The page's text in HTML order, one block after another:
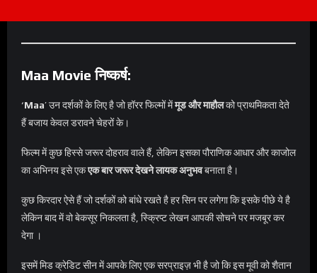
Maa Movie निष्कर्ष:
‘Maa’ उन दर्शकों के लिए है जो हॉरर फिल्मों मेंमूड और माहौलको प्राथमिकता देते
हैं बजाय केवल डरावने चेहरों के।
फिल्म में कुछ हिस्से जरूर दोहराव वाले हैं, लेकिन इसका पौराणिक आधार और काजोल
का अभिनय इसे एकएक बार जरूर देखने लायक अनुभवबनाता है।
कुछ किरदार ऐसे हैं जो दर्शकों को बांधे रखते है हर सिन पर लगेगा कि इसके पीछे ये है
लेकिन बाद में वो बेकसूर निकलता है, स्क्रिप्ट लेखन आपकी सोचने पर मजबूर कर
देगा ।
इसमें मिड क्रेडिट सीन में आपके लिए एक सरप्राइज़ भी है जो कि इस मूवी को शैतान